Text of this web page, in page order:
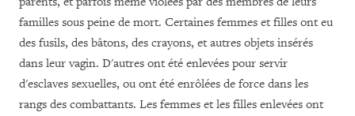
familles sous peine de mort. Certaines femmes et filles ont eu
des fusils, des bâtons, des crayons, et autres objets insérés
dans leur vagin. D'autres ont été enlevées pour servir
d'esclaves sexuelles, ou ont été enrôlées de force dans les
rangs des combattants. Les femmes et les filles enlevées ont